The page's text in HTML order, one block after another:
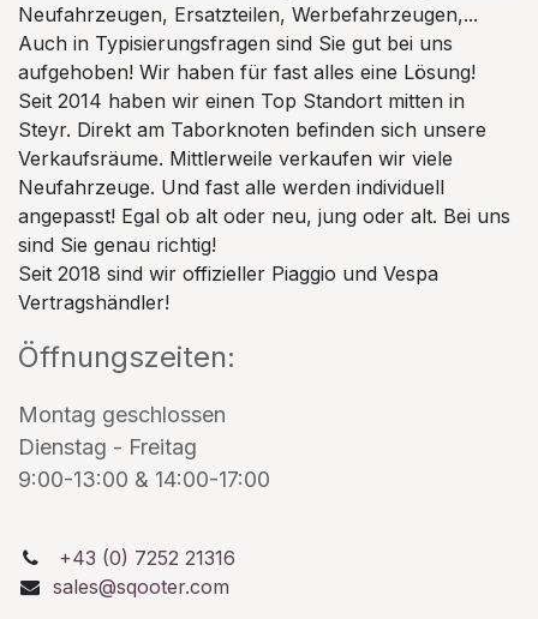
Neufahrzeugen, Ersatzteilen, Werbefahrzeugen,...
Auch in Typisierungsfragen sind Sie gut bei uns
aufgehoben! Wir haben für fast alles eine Lösung!
Seit 2014 haben wir einen Top Standort mitten in
Steyr. Direkt am Taborknoten befinden sich unsere
Verkaufsräume. Mittlerweile verkaufen wir viele
Neufahrzeuge. Und fast alle werden individuell
angepasst! Egal ob alt oder neu, jung oder alt. Bei uns
sind Sie genau richtig!
Seit 2018 sind wir offizieller Piaggio und Vespa
Vertragshändler!
Öffnungszeiten:
Montag geschlossen
Dienstag - Freitag
9:00-13:00 & 14:00-17:00
+43 (0) 7252 21316
sales@sqooter.com